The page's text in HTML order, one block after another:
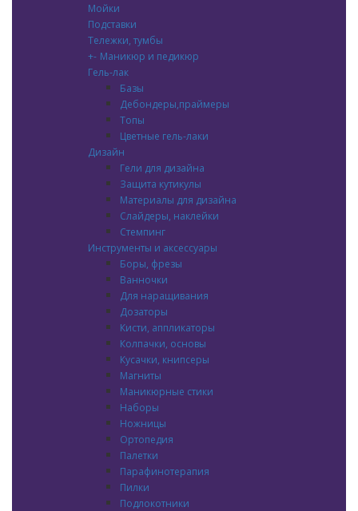
Мойки
Подставки
Тележки, тумбы
+- Маникюр и педикюр
Гель-лак
Базы
Дебондеры,праймеры
Топы
Цветные гель-лаки
Дизайн
Гели для дизайна
Защита кутикулы
Материалы для дизайна
Слайдеры, наклейки
Стемпинг
Инструменты и аксессуары
Боры, фрезы
Ванночки
Для наращивания
Дозаторы
Кисти, аппликаторы
Колпачки, основы
Кусачки, книпсеры
Магниты
Маникюрные стики
Наборы
Ножницы
Ортопедия
Палетки
Парафинотерапия
Пилки
Подлокотники